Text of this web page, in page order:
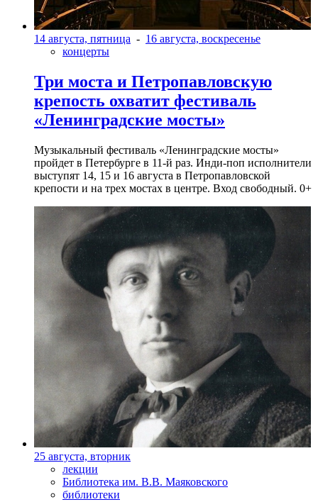
14 августа, пятница - 16 августа, воскресенье
концерты
Три моста и Петропавловскую
крепость охватит фестиваль
«Ленинградские мосты»
Музыкальный фестиваль «Ленинградские мосты»
пройдет в Петербурге в 11-й раз. Инди-поп исполнители
выступят 14, 15 и 16 августа в Петропавловской
крепости и на трех мостах в центре. Вход свободный. 0+
25 августа, вторник
лекции
Библиотека им. В.В. Маяковского
библиотеки